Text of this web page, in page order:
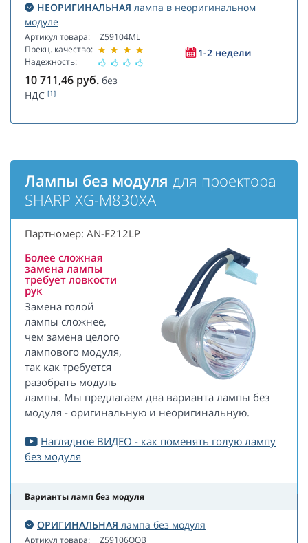
НЕОРИГИНАЛЬНАЯ лампа в неоригинальном
модуле
Артикул товара:
Прекц. качество:
Надежность:
Z59104ML
1-2 недели
10 711,46 руб. без
НДС [1]
Лампы без модуля для проектора
SHARP XG-M830XA
Партномер: AN-F212LP
Более сложная
замена лампы
требует ловкости
рук
Замена голой
лампы сложнее,
чем замена целого
лампового модуля,
так как требуется
разобрать модуль
лампы. Мы предлагаем два варианта лампы без
модуля - оригинальную и неоригинальную.
Наглядное ВИДЕО - как поменять голую лампу
без модуля
Варианты ламп без модуля
ОРИГИНАЛЬНАЯ лампа без модуля
Артикул товара: Z59106OOB